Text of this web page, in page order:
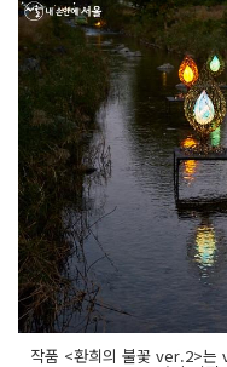
작품 <환희의 불꽃 ver.2>는